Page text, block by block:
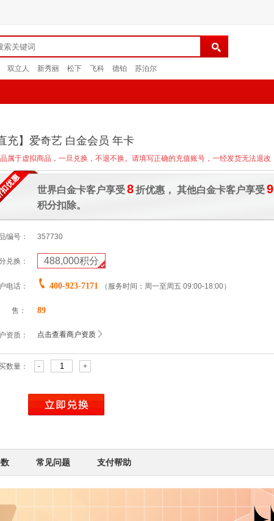
双立人 新秀丽 松下 飞科 德铂 苏泊尔
充】爱奇艺 白金会员 年卡
属于虚拟商品，一旦兑换，不退不换。请填写正确的充值账号，一经发货无法退改
世界白金卡客户享受8折优惠， 其他白金卡客户享受9
积分扣除。
编号： 357730
兑换： 488,000积分
电话： 400-923-7171 （服务时间：周一至周五 09:00-18:00）
售： 89
资质： 点击查看商户资质
数量： - +
常见问题 支付帮助